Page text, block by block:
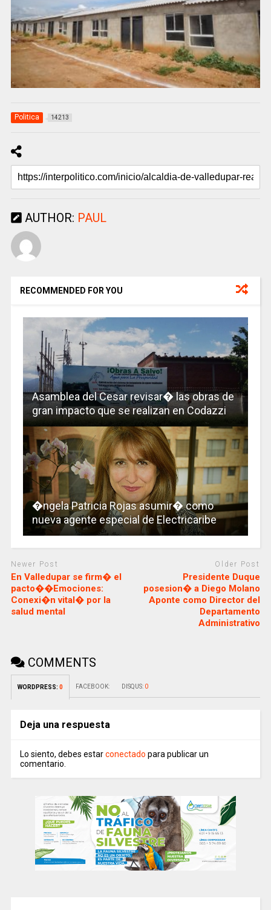
Politica 14213
AUTHOR: PAUL
RECOMMENDED FOR YOU
Asamblea del Cesar revisar� las obras de
gran impacto que se realizan en Codazzi
�ngela Patricia Rojas asumir� como
nueva agente especial de Electricaribe
Newer Post
En Valledupar se firm� el
pacto��Emociones:
Conexi�n vital� por la
salud mental
Older Post
Presidente Duque
posesion� a Diego Molano
Aponte como Director del
Departamento
Administrativo
COMMENTS
WORDPRESS: 0 FACEBOOK: DISQUS: 0
Deja una respuesta
Lo siento, debes estarconectado para publicar un
comentario.